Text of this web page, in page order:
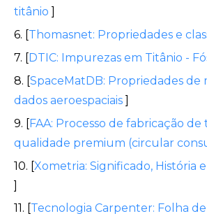
titânio
6. [ Thomasnet: Propriedades e
7. [
DTIC: Impurezas em Titânio -
8. [ SpaceMatDB: Propriedades de
dados aeroespaciais
9. [
FAA: Processo de fabricação de
qualidade premium (circular
10. [ Xometria: Significado, História
11. [ Tecnologia Carpenter: Folha